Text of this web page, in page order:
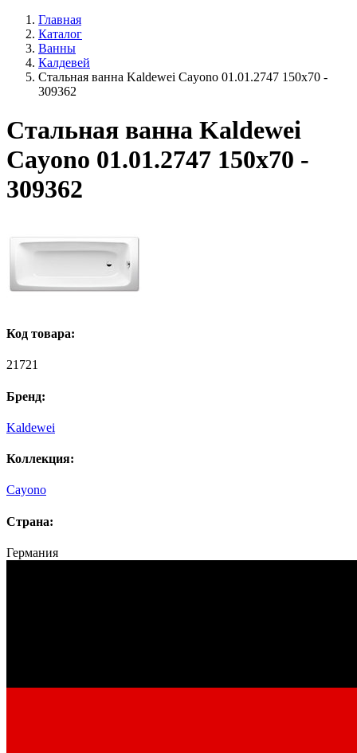
Главная
Каталог
Ванны
Калдевей
Стальная ванна Kaldewei Cayono 01.01.2747 150x70 -
309362
Стальная ванна Kaldewei
Cayono 01.01.2747 150x70 -
309362
Код товара:
21721
Бренд:
Kaldewei
Коллекция:
Cayono
Страна:
Германия